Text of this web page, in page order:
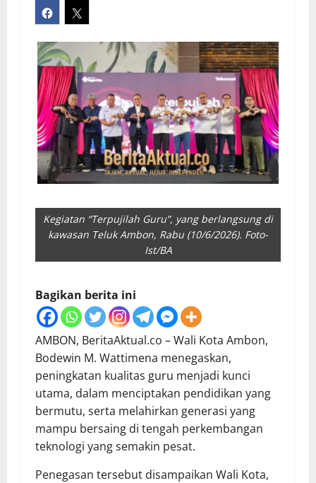
Kegiatan “Terpujilah Guru”, yang berlangsung di
kawasan Teluk Ambon, Rabu (10/6/2026). Foto-
Ist/BA
Bagikan berita ini
AMBON, BeritaAktual.co – Wali Kota Ambon,
Bodewin M. Wattimena menegaskan,
peningkatan kualitas guru menjadi kunci
utama, dalam menciptakan pendidikan yang
bermutu, serta melahirkan generasi yang
mampu bersaing di tengah perkembangan
teknologi yang semakin pesat.
Penegasan tersebut disampaikan Wali Kota,